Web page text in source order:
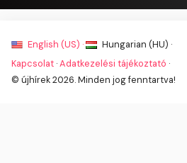
English (US) ·
Hungarian (HU) ·
Kapcsolat ·Adatkezelési tájékoztató ·
© újhírek 2026. Minden jog fenntartva!